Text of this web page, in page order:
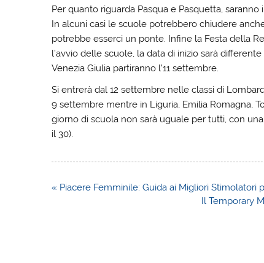
Per quanto riguarda Pasqua e Pasquetta,
In alcuni casi le scuole potrebbero chiudere
potrebbe esserci un ponte. Infine la Festa della
l’avvio delle scuole, la data di inizio sarà
Venezia Giulia partiranno l’11 settembre.
Si entrerà dal 12 settembre nelle classi di
9 settembre mentre in Liguria, Emilia Romagna,
giorno di scuola non sarà uguale per tutti, con
il 30).
Navigazione
« Piacere Femminile: Guida ai Migliori Stimolatori
Il Temporary